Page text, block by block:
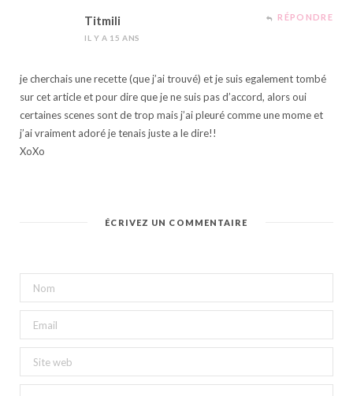
Titmili
IL Y A 15 ANS
RÉPONDRE
je cherchais une recette (que j’ai trouvé) et je suis egalement tombé
sur cet article et pour dire que je ne suis pas d’accord, alors oui
certaines scenes sont de trop mais j’ai pleuré comme une mome et
j’ai vraiment adoré je tenais juste a le dire!!
XoXo
ÉCRIVEZ UN COMMENTAIRE